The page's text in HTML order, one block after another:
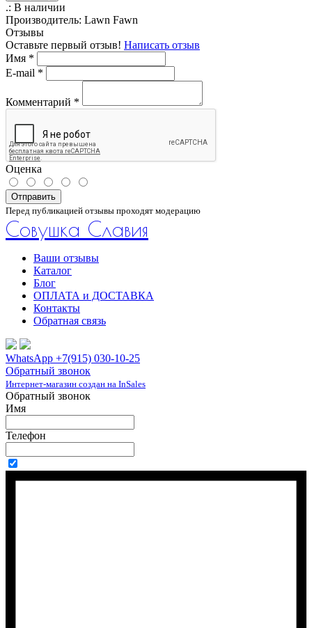
.: В наличии
Производитель: Lawn Fawn
Отзывы
Оставьте первый отзыв! Написать отзыв
Имя *
E-mail *
Комментарий *
Оценка
Отправить
Перед публикацией отзывы проходят модерацию
Совушка Славия
Ваши отзывы
Каталог
Блог
ОПЛАТА и ДОСТАВКА
Контакты
Обратная связь
WhatsApp +7(915) 030-10-25
Обратный звонок
Интернет-магазин создан на InSales
Обратный звонок
Имя
Телефон